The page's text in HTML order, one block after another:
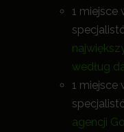
1 miejsce
według
1 miejsce
agencji